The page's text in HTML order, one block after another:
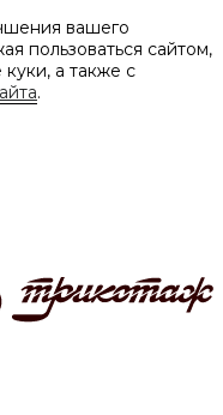
вашего
пользоваться сайтом,
а также с
.